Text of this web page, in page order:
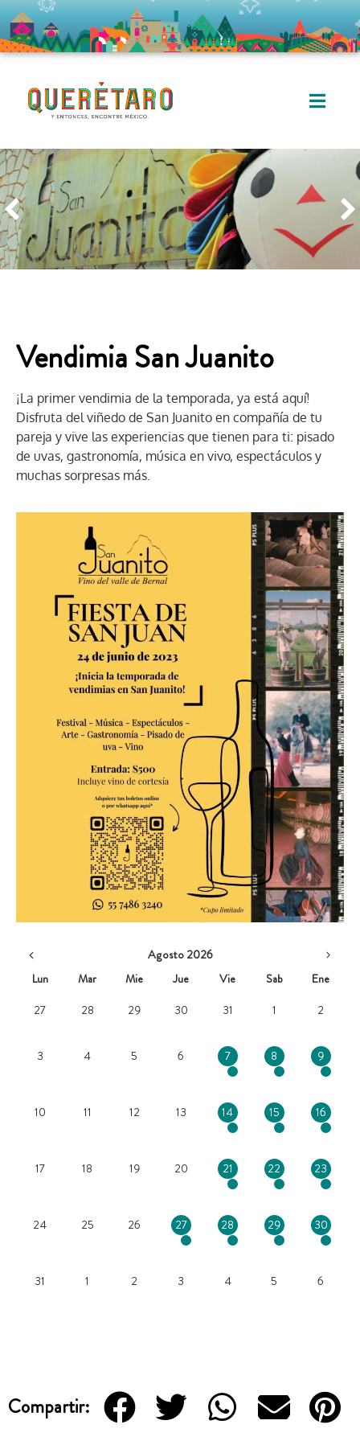
Vendimia San Juanito
¡La primer vendimia de la temporada, ya está aquí!
Disfruta del viñedo de San Juanito en compañía de tu
pareja y vive las experiencias que tienen para ti: pisado
de uvas, gastronomía, música en vivo, espectáculos y
muchas sorpresas más.
Agosto 2026
Lun
Mar Mie Jue Vie Sab
Ene
27
28 29 30 31 1 2
3 4 5 6 7 8 9
10 11 12 13 14 15 16
17 18 19 20 21 22 23
24 25 26 27 28 29 30
31 1 2 3 4 5 6
Compartir: